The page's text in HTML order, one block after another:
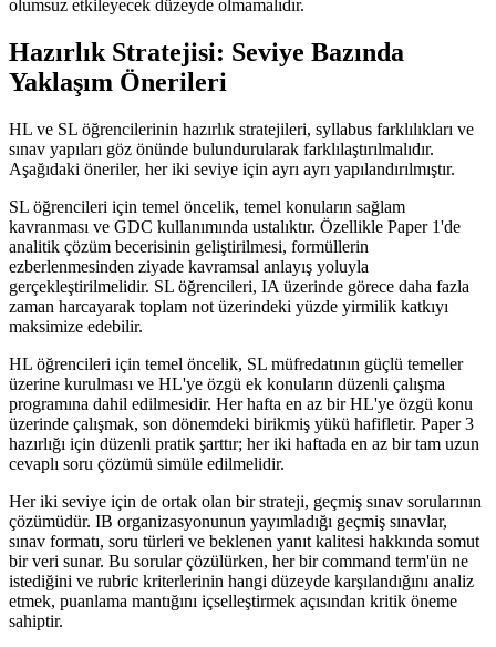
olumsuz etkileyecek düzeyde olmamalıdır.
Hazırlık Stratejisi: Seviye Bazında
Yaklaşım Önerileri
HL ve SL öğrencilerinin hazırlık stratejileri, syllabus farklılıkları ve
sınav yapıları göz önünde bulundurularak farklılaştırılmalıdır.
Aşağıdaki öneriler, her iki seviye için ayrı ayrı yapılandırılmıştır.
SL öğrencileri için temel öncelik, temel konuların sağlam
kavranması ve GDC kullanımında ustalıktır. Özellikle Paper 1'de
analitik çözüm becerisinin geliştirilmesi, formüllerin
ezberlenmesinden ziyade kavramsal anlayış yoluyla
gerçekleştirilmelidir. SL öğrencileri, IA üzerinde görece daha fazla
zaman harcayarak toplam not üzerindeki yüzde yirmilik katkıyı
maksimize edebilir.
HL öğrencileri için temel öncelik, SL müfredatının güçlü temeller
üzerine kurulması ve HL'ye özgü ek konuların düzenli çalışma
programına dahil edilmesidir. Her hafta en az bir HL'ye özgü konu
üzerinde çalışmak, son dönemdeki birikmiş yükü hafifletir. Paper 3
hazırlığı için düzenli pratik şarttır; her iki haftada en az bir tam uzun
cevaplı soru çözümü simüle edilmelidir.
Her iki seviye için de ortak olan bir strateji, geçmiş sınav sorularının
çözümüdür. IB organizasyonunun yayımladığı geçmiş sınavlar,
sınav formatı, soru türleri ve beklenen yanıt kalitesi hakkında somut
bir veri sunar. Bu sorular çözülürken, her bir command term'ün ne
istediğini ve rubric kriterlerinin hangi düzeyde karşılandığını analiz
etmek, puanlama mantığını içselleştirmek açısından kritik öneme
sahiptir.